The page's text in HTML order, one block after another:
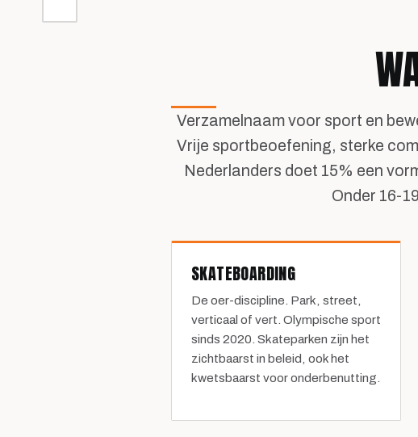
Verzamelnaam voor sport en
Vrije sportbeoefening, sterke
Nederlanders doet 15% een
Onder 16-
SKATEBOARDING
De oer-discipline. Park, street,
verticaal of vert. Olympische sport
sinds 2020. Skateparken zijn het
zichtbaarst in beleid, ook het
kwetsbaarst voor onderbenutting.